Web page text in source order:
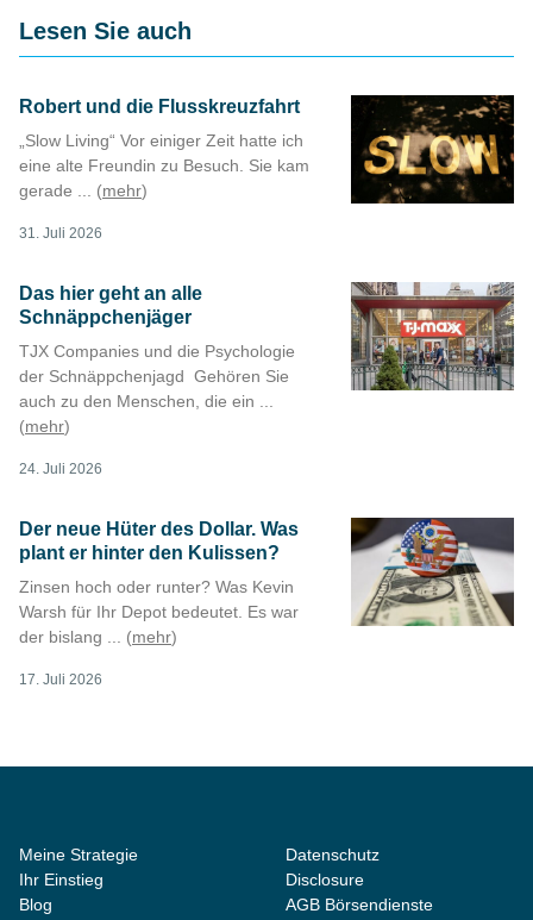
Lesen Sie auch
Robert und die Flusskreuzfahrt
„Slow Living“ Vor einiger Zeit hatte ich
eine alte Freundin zu Besuch. Sie kam
gerade ... (mehr)
31. Juli 2026
Das hier geht an alle
Schnäppchenjäger
TJX Companies und die Psychologie
der Schnäppchenjagd Gehören Sie
auch zu den Menschen, die ein ...
(mehr)
24. Juli 2026
Der neue Hüter des Dollar. Was
plant er hinter den Kulissen?
Zinsen hoch oder runter? Was Kevin
Warsh für Ihr Depot bedeutet. Es war
der bislang ... (mehr)
17. Juli 2026
Meine Strategie
Ihr Einstieg
Blog
Datenschutz
Disclosure
AGB Börsendienste